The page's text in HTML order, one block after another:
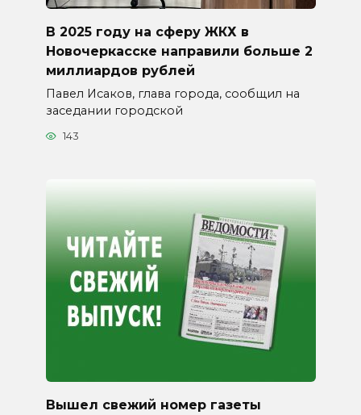
В 2025 году на сферу ЖКХ в
Новочеркасске направили больше 2
миллиардов рублей
Павел Исаков, глава города, сообщил на
заседании городской
143
Вышел свежий номер газеты